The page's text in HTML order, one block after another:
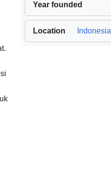
Year founded
Location Indonesia